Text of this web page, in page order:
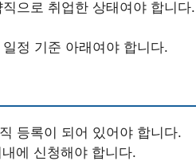
으로 취업한 상태여야 합니
정 기준 아래여야 합니다.
등록이 되어 있어야 합니다.
에 신청해야 합니다.